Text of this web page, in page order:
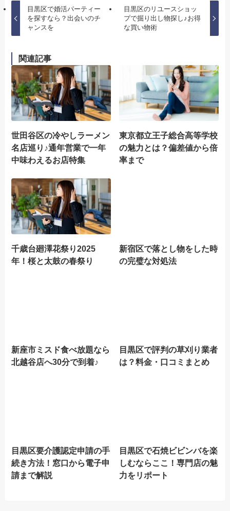
目黒区で婚活パーティー
を探すなら？出会いのチ
ャンスを
目黒区のリユースショッ
プで掘り出し物探し♪お得
な買い物術
関連記事
世田谷区の冷やしラーメン
名店巡り♪通年営業で一年
中味わえるお店特集
東京都立王子総合高等学校
の魅力とは？偏差値から倍
率まで
千歳台廻澤花祭り2025
年！桜と太鼓の春祭り
新宿区で落とし物をした時
の完璧な対処法
新座市ミスド食べ放題なら
北越谷店へ30分で到着♪
目黒区で評判の草刈り業者
は？料金・口コミまとめ
目黒区要介護認定申請の手
続き方法！窓口から電子申
請まで解説
目黒区で石焼ビビンバを楽
しむならここ！専門店の魅
力をリポート